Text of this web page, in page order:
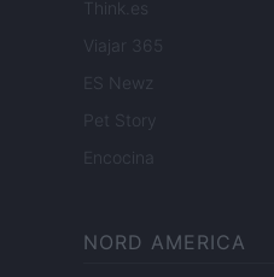
Think.es
Viajar 365
ES Newz
Pet Story
Encocina
NORD AMERICA